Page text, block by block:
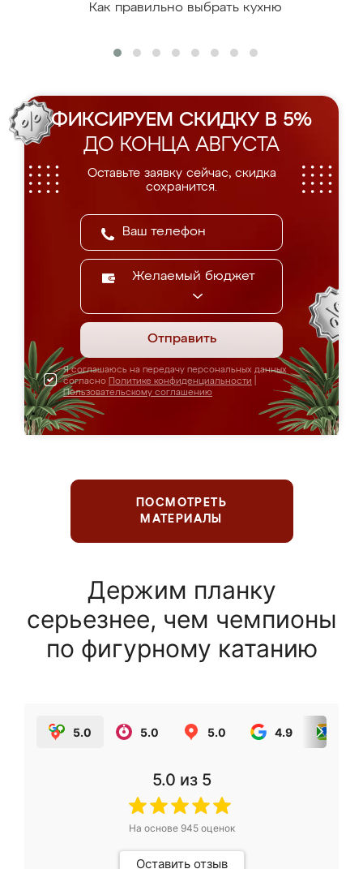
Как правильно выбрать кухню
ФИКСИРУЕМ СКИДКУ В 5%
ДО КОНЦА АВГУСТА
Оставьте заявку сейчас, скидка
сохранится.
Желаемый бюджет
Отправить
Я соглашаюсь на передачу персональных данных
согласно Политике конфиденциальности
Пользовательскому соглашению
ПОСМОТРЕТЬ
МАТЕРИАЛЫ
Держим планку
серьезнее, чем чемпионы
по фигурному катанию
5.0 5.0 5.0 4.9
5.0 из 5
На основе 945оценок
Оставить отзыв